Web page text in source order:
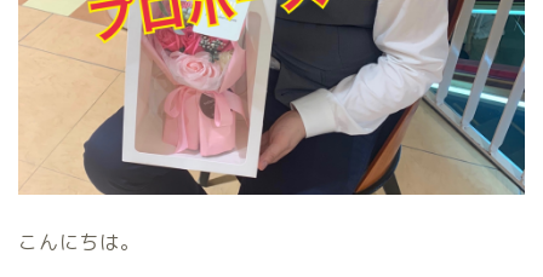
こんにちは。